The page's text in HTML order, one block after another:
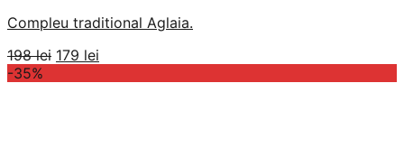
Compleu traditional Aglaia.
198lei Prețul
179 lei
-35%